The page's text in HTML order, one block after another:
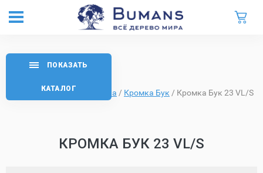
/Каталог Кромка / Кромка Бук / Кромка Бук 23 VL/S
КРОМКА БУК 23 VL/S
ПОКАЗАТЬ
КАТАЛОГ